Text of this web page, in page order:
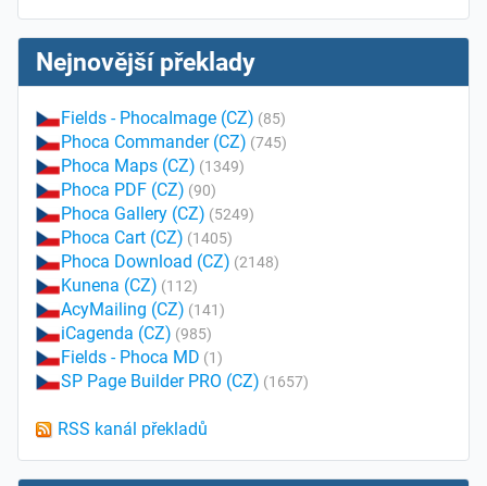
Nejnovější překlady
Fields - PhocaImage (CZ) (85)
Phoca Commander (CZ) (745)
Phoca Maps (CZ) (1349)
Phoca PDF (CZ) (90)
Phoca Gallery (CZ) (5249)
Phoca Cart (CZ) (1405)
Phoca Download (CZ) (2148)
Kunena (CZ) (112)
AcyMailing (CZ) (141)
iCagenda (CZ) (985)
Fields - Phoca MD (1)
SP Page Builder PRO (CZ) (1657)
RSS kanál překladů